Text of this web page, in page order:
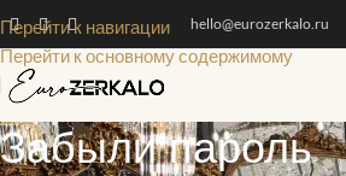
Перейти к навигации
Перейти к основному содержимому
hello@eurozerkalo.ru
Забыли пароль